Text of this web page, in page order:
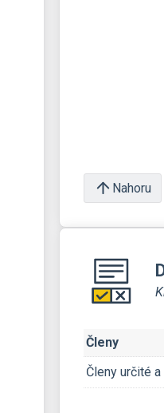
Nahoru
Členy
Členy určité